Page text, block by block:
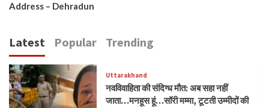
Address – Dehradun
Latest Popular Trending
Uttarakhand
नवविवाहिता की संदिग्ध मौत: अब सहा नहीं
जाता…मनहूस हूं…सॉरी मम्मा, टूटती उम्मीदों की